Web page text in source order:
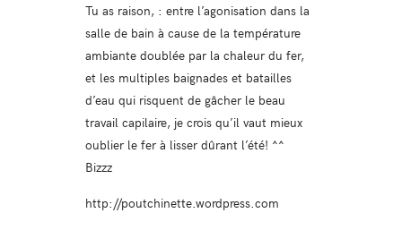
Tu as raison, : entre l’agonisation dans la
salle de bain à cause de la température
ambiante doublée par la chaleur du fer,
et les multiples baignades et batailles
d’eau qui risquent de gâcher le beau
travail capilaire, je crois qu’il vaut mieux
oublier le fer à lisser dûrant l’été! ^^
Bizzz
http://poutchinette.wordpress.com